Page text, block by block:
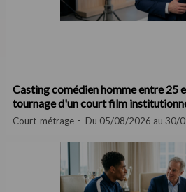
Casting comédien homme entre 25
tournage d'un court film
Court-métrage Du 05/08/2026 au 30/